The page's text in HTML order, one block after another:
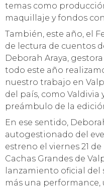
temas como
maquillaje y fondos
También, este año, el
de lectura de cuentos
Deborah Araya,
todo este año
nuestro trabajo en
del país, como Valdivia
preámbulo de la
En ese sentido,
autogestionado del
estreno el viernes 21
Cachas Grandes de
lanzamiento oficial
más una performance,